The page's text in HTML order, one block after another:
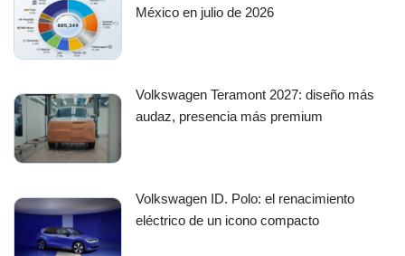
México en julio de 2026
Volkswagen Teramont 2027: diseño más
audaz, presencia más premium
Volkswagen ID. Polo: el renacimiento
eléctrico de un icono compacto